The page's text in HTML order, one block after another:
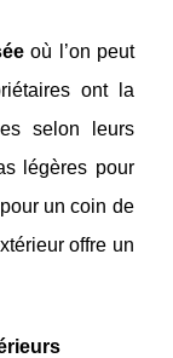
où l’on peut
ont la
selon leurs
légères pour
un coin de
offre un